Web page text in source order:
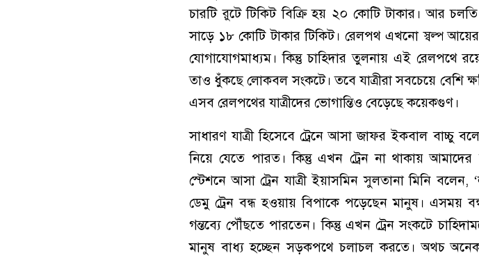
চারটি রুটে টিকিট বিক্রি হয় ২০ কোটি টাকার। আর চলতি
সাড়ে ১৮ কোটি টাকার টিকিট। রেলপথ এখনো স্বল্প আয়ের
যোগাযোগমাধ্যম। কিন্তু চাহিদার তুলনায় এই রেলপথে
তাও ধুঁকছে লোকবল সংকটে। তবে যাত্রীরা সবচেয়ে বেশি
এসব রেলপথের যাত্রীদের ভোগান্তিও বেড়েছে কয়েকগুণ।
সাধারণ যাত্রী হিসেবে ট্রেনে আসা জাফর ইকবাল বাচ্চু
নিয়ে যেতে পারত। কিন্তু এখন ট্রেন না থাকায়
স্টেশনে আসা ট্রেন যাত্রী ইয়াসমিন সুলতানা মিনি
ডেমু ট্রেন বন্ধ হওয়ায় বিপাকে পড়েছেন মানুষ। এসময়
গন্তব্যে পৌঁছতে পারতেন। কিন্তু এখন ট্রেন সংকটে
মানুষ বাধ্য হচ্ছেন সড়কপথে চলাচল করতে। অথচ